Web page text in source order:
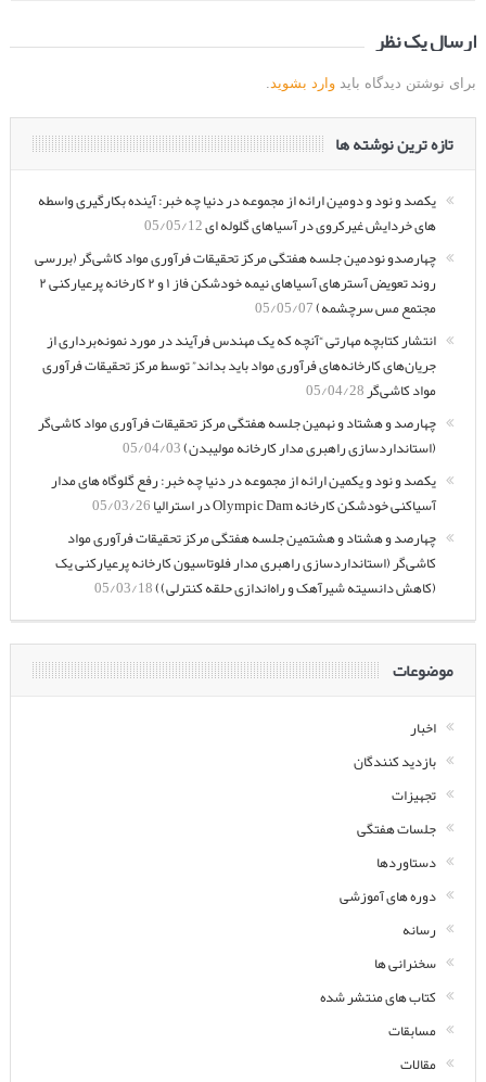
ارسال یک نظر
برای نوشتن دیدگاه باید وارد بشوید
تازه ترین نوشته ها
یکصد و نود و دومین ارائه از مجموعه در دنیا چه خبر: آینده بکارگیری واسطه
های خردایش غیرکروی در آسیاهای گلوله ای05/05/12
چهارصدو نودمین جلسه هفتگی مرکز تحقیقات فرآوری مواد کاشی‌گر (بررسی
روند تعویض آسترهای آسیاهای نیمه خودشکن فاز ۱ و ۲ کارخانه پرعیارکنی ۲
مجتمع مس سرچشمه)05/05/07
انتشار کتابچه مهارتی “آنچه که یک مهندس فرآیند در مورد نمونه‌برداری از
جریان‌های کارخانه‌های فرآوری مواد باید بداند” توسط مرکز تحقیقات فرآوری
مواد کاشی‌گر05/04/28
چهارصد و هشتاد و نهمین جلسه هفتگی مرکز تحقیقات فرآوری مواد کاشی‌گر
(استانداردسازی راهبری مدار کارخانه مولیبدن)05/04/03
یکصد و نود و یکمین ارائه از مجموعه در دنیا چه خبر: رفع گلوگاه های مدار
آسیاکنی خودشکن کارخانه Olympic Dam در استرالیا
05/03/26
چهارصد و هشتاد و هشتمین جلسه هفتگی مرکز تحقیقات فرآوری مواد
کاشی‌گر (استانداردسازی راهبری مدار فلوتاسیون کارخانه پرعیارکنی یک
(کاهش دانسیته شیرآهک و راه‌اندازی حلقه کنترلی))05/03/18
موضوعات
اخبار
بازدید کنندگان
تجهیزات
جلسات هفتگی
دستاوردها
دوره های آموزشی
رسانه
سخنرانی ها
کتاب های منتشر شده
مسابقات
مقالات